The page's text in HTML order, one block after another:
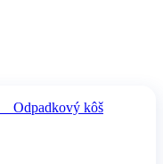
Odpadkový kôš